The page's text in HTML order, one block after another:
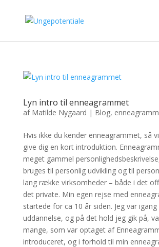
Lyn intro til enneagrammet
af Matilde Nygaard | Blog,
Hvis ikke du kender enneagrammet, så
give dig en kort introduktion.
meget gammel
bruges til personlig udvikling og til
lang række virksomheder – både i det
det private. Min egen rejse med
startede for ca 10 år siden. Jeg var
uddannelse, og på det hold jeg gik på,
mange, som var optaget af
introduceret, og i forhold til min